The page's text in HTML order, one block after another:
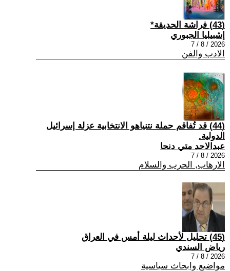
(43) فراشة الحديقة*
إشبيليا الجبوري
2026 / 8 / 7
الادب والفن
(44) قد تُفاقم حملة نتنياهو الانتخابية عزلة إسرائيل
الدولية.
عبدالاحد متي دنحا
2026 / 8 / 7
الارهاب, الحرب والسلام
(45) تحليل لأحداث ليلة أمس في العراق
رياض السندي
2026 / 8 / 7
مواضيع وابحاث سياسية